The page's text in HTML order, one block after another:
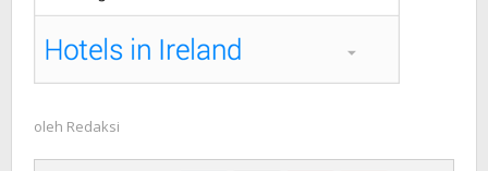
oleh Redaksi